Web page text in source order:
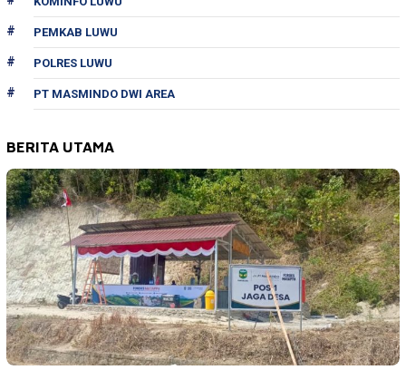
PEMKAB LUWU
POLRES LUWU
PT MASMINDO DWI AREA
BERITA UTAMA